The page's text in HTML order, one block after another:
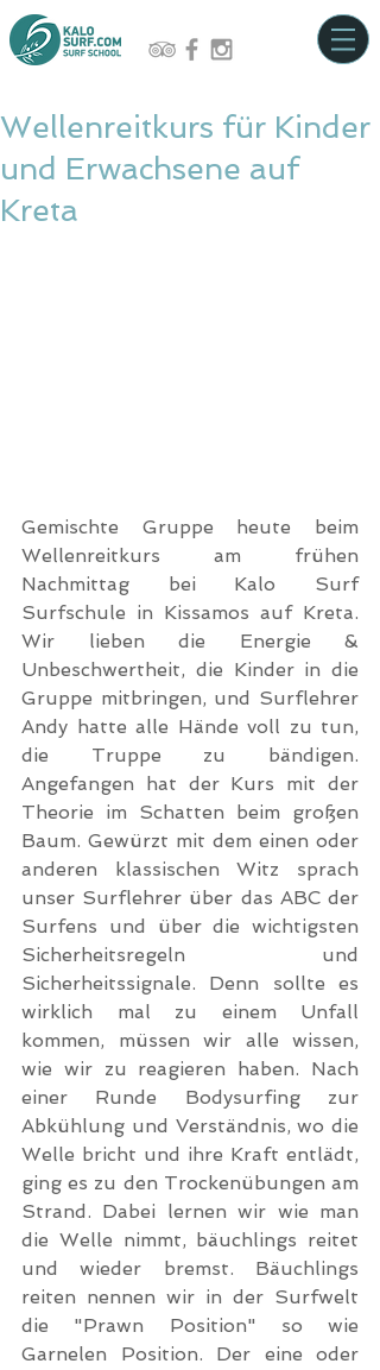
Wellenreitkurs für Kinder
und Erwachsene auf
Kreta
Gemischte Gruppe heute beim
Wellenreitkurs am frühen
Nachmittag bei Kalo Surf
Surfschule in Kissamos auf Kreta.
Wir lieben die Energie &
Unbeschwertheit, die Kinder in die
Gruppe mitbringen, und Surflehrer
Andy hatte alle Hände voll zu tun,
die Truppe zu bändigen.
Angefangen hat der Kurs mit der
Theorie im Schatten beim großen
Baum. Gewürzt mit dem einen oder
anderen klassischen Witz sprach
unser Surflehrer über das ABC der
Surfens und über die wichtigsten
Sicherheitsregeln und
Sicherheitssignale. Denn sollte es
wirklich mal zu einem Unfall
kommen, müssen wir alle wissen,
wie wir zu reagieren haben. Nach
einer Runde Bodysurfing zur
Abkühlung und Verständnis, wo die
Welle bricht und ihre Kraft entlädt,
ging es zu den Trockenübungen am
Strand. Dabei lernen wir wie man
die Welle nimmt, bäuchlings reitet
und wieder bremst. Bäuchlings
reiten nennen wir in der Surfwelt
die "Prawn Position" so wie
Garnelen Position. Der eine oder